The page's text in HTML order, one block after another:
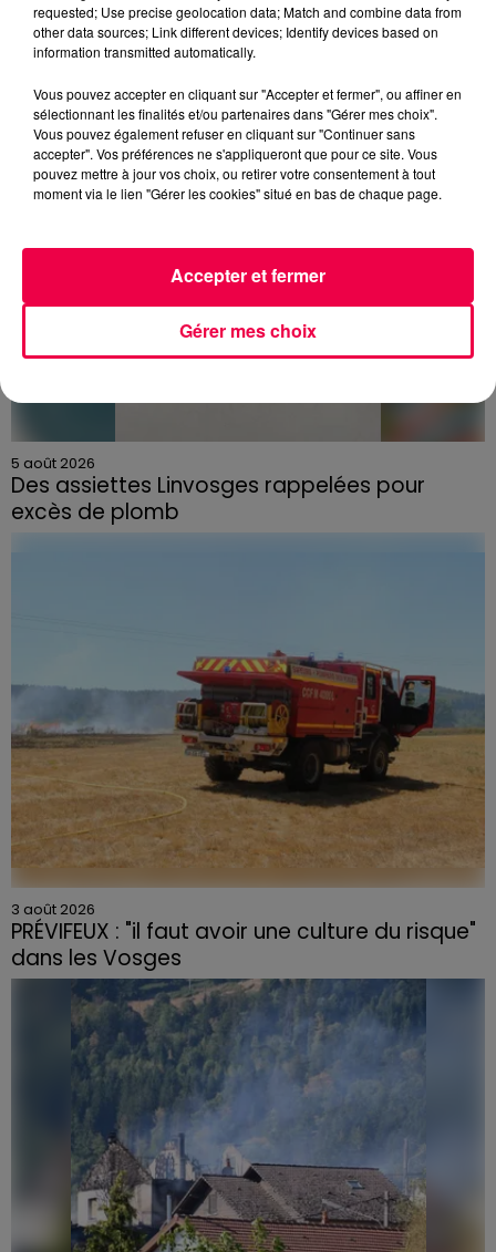
DERNIÈRES INFOS
5 août 2026
Des assiettes Linvosges rappelées pour
excès de plomb
Du plomb a été détecté dans deux assiettes en
3 août 2026
PRÉVIFEUX : "il faut avoir une culture du risque"
dans les Vosges
requested; Use precise geolocation data; Match and combine data from
other data sources; Link different devices; Identify devices based on
information transmitted automatically.
Vous pouvez accepter en cliquant sur "Accepter et fermer", ou affiner en
sélectionnant les finalités et/ou partenaires dans "Gérer mes choix".
Vous pouvez également refuser en cliquant sur "Continuer sans
accepter". Vos préférences ne s'appliqueront que pour ce site. Vous
pouvez mettre à jour vos choix, ou retirer votre consentement à tout
moment via le lien "Gérer les cookies" situé en bas de chaque page.
Gérer mes choix
Accepter et fermer